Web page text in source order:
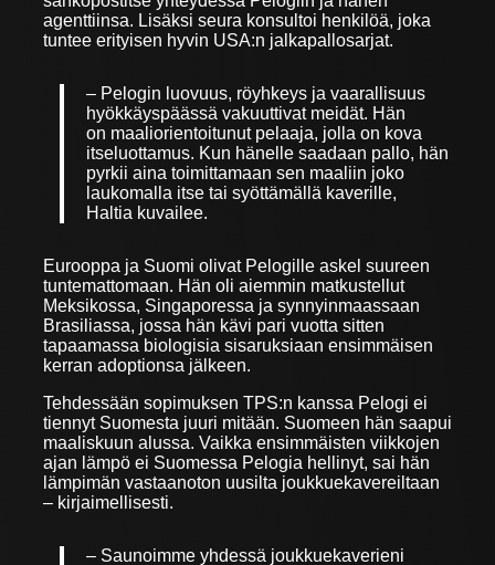
agenttiinsa. Lisäksi seura konsultoi henkilöä, joka
tuntee erityisen hyvin USA:n jalkapallosarjat.
– Pelogin luovuus, röyhkeys ja vaarallisuus
hyökkäyspäässä vakuuttivat meidät. Hän
on maaliorientoitunut pelaaja, jolla on kova
itseluottamus. Kun hänelle saadaan pallo, hän
pyrkii aina toimittamaan sen maaliin joko
laukomalla itse tai syöttämällä kaverille,
Haltia kuvailee.
Eurooppa ja Suomi olivat Pelogille askel suureen
tuntemattomaan. Hän oli aiemmin matkustellut
Meksikossa, Singaporessa ja synnyinmaassaan
Brasiliassa, jossa hän kävi pari vuotta sitten
tapaamassa biologisia sisaruksiaan ensimmäisen
kerran adoptionsa jälkeen.
Tehdessään sopimuksen TPS:n kanssa Pelogi ei
tiennyt Suomesta juuri mitään. Suomeen hän saapui
maaliskuun alussa. Vaikka ensimmäisten viikkojen
ajan lämpö ei Suomessa Pelogia hellinyt, sai hän
lämpimän vastaanoton uusilta joukkuekavereiltaan
– kirjaimellisesti.
– Saunoimme yhdessä joukkuekaverieni